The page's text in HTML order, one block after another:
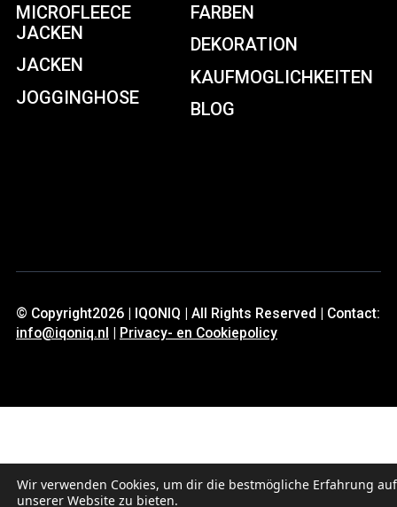
MICROFLEECE
JACKEN
JACKEN
JOGGINGHOSE
FARBEN
DEKORATION
KAUFMOGLICHKEITEN
BLOG
© Copyright2026 | IQONIQ | All Rights Reserved | Contact:
info@iqoniq.nl
Privacy- en Cookiepolicy
Wir verwenden Cookies, um dir die bestmögliche Erfahrung auf
unserer Website zu bieten.